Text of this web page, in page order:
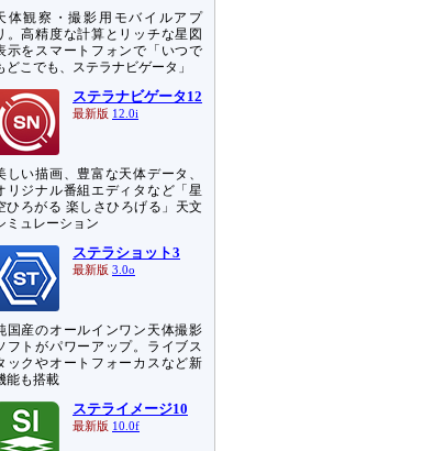
体観察・撮影用モバイルアプ
。高精度な計算とリッチな星図
示をスマートフォンで「いつで
どこでも、ステラナビゲータ」
ステラナビゲータ12
最新版 12.0i
しい描画、豊富な天体データ、
リジナル番組エディタなど「星
ひろがる 楽しさひろげる」天文
ミュレーション
ステラショット3
最新版 3.0o
国産のオールインワン天体撮影
フトがパワーアップ。ライブス
ックやオートフォーカスなど新
能も搭載
ステライメージ10
最新版 10.0f